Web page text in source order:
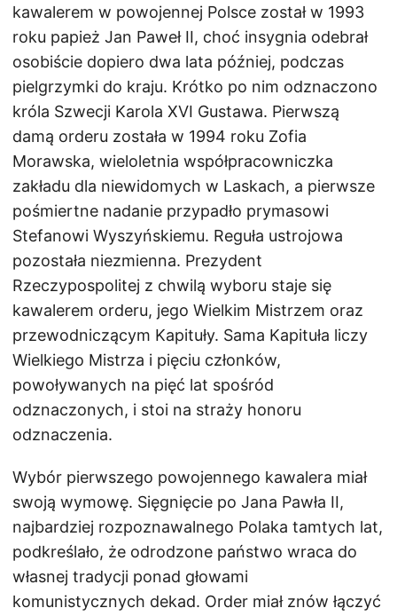
kawalerem w powojennej Polsce został w 1993
roku papież Jan Paweł II, choć insygnia odebrał
osobiście dopiero dwa lata później, podczas
pielgrzymki do kraju. Krótko po nim odznaczono
króla Szwecji Karola XVI Gustawa. Pierwszą
damą orderu została w 1994 roku Zofia
Morawska, wieloletnia współpracowniczka
zakładu dla niewidomych w Laskach, a pierwsze
pośmiertne nadanie przypadło prymasowi
Stefanowi Wyszyńskiemu. Reguła ustrojowa
pozostała niezmienna. Prezydent
Rzeczypospolitej z chwilą wyboru staje się
kawalerem orderu, jego Wielkim Mistrzem oraz
przewodniczącym Kapituły. Sama Kapituła liczy
Wielkiego Mistrza i pięciu członków,
powoływanych na pięć lat spośród
odznaczonych, i stoi na straży honoru
odznaczenia.
Wybór pierwszego powojennego kawalera miał
swoją wymowę. Sięgnięcie po Jana Pawła II,
najbardziej rozpoznawalnego Polaka tamtych lat,
podkreślało, że odrodzone państwo wraca do
własnej tradycji ponad głowami
komunistycznych dekad. Order miał znów łączyć